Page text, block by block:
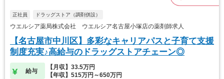
正社員 ドラッグストア（調剤併設）
ウエルシア薬局株式会社 ウエルシア名古屋小塚店の薬剤師求人
【名古屋市中川区】多彩なキャリアパスと子育て支援
制度充実♪高給与のドラッグストアチェーン◎
給与
【月収】33.5万円
【年収】515万円～650万円